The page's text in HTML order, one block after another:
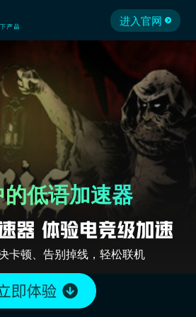
进入官网
的低语加速器
卡顿、告别掉线，轻松联机